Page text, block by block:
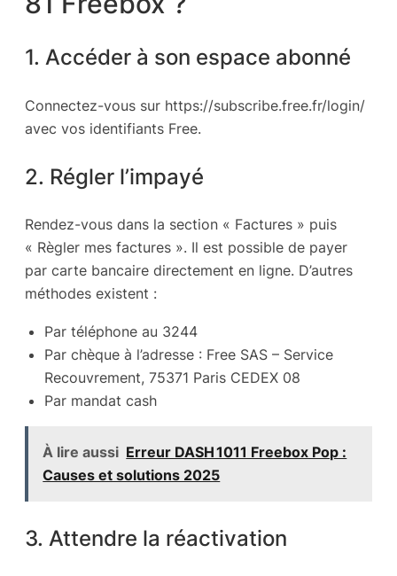
1. Accéder à son espace abonné
Connectez-vous sur https://subscribe.free.fr/login/
avec vos identifiants Free.
2. Régler l’impayé
Rendez-vous dans la section « Factures » puis
« Règler mes factures ». Il est possible de payer
par carte bancaire directement en ligne. D’autres
méthodes existent :
Par téléphone au 3244
Par chèque à l’adresse : Free SAS – Service
Recouvrement, 75371 Paris CEDEX 08
Par mandat cash
À lire aussi Erreur DASH 1011 Freebox Pop :
Causes et solutions 2025
3. Attendre la réactivation